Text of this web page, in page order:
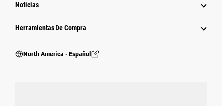
Noticias
Herramientas De Compra
North America ‧ Español